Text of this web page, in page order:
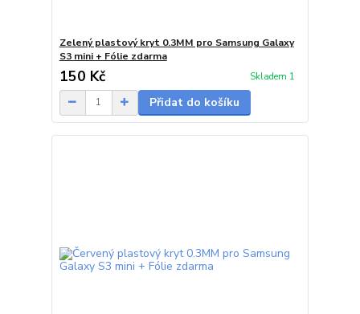
Zelený plastový kryt 0.3MM pro Samsung Galaxy
S3 mini + Fólie zdarma
150 Kč Skladem 1
Přidat do košíku